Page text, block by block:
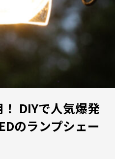
DIYで人気爆発
のランプシェー